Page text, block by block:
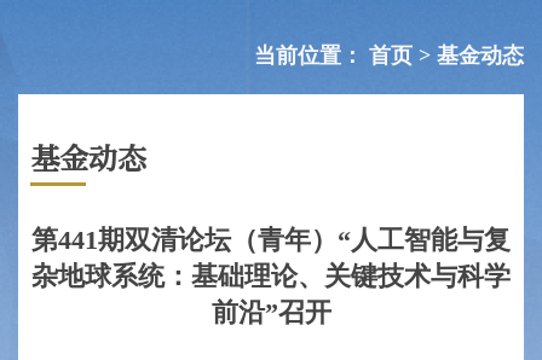
当前位置： 首页 > 基金动态
基金动态
第441期双清论坛（青年）“人工智能与复
杂地球系统：基础理论、关键技术与科学
前沿”召开